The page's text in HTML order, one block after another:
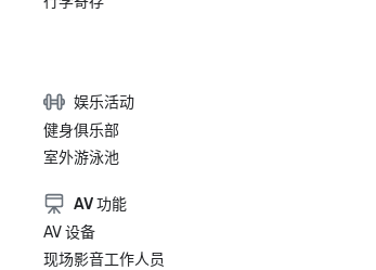
娱乐活动
健身俱乐部
室外游泳池
AV 功能
AV 设备
现场影音工作人员